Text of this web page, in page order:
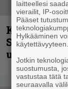
Shining
uudella
laitteellesi
vierailit, IP-
Pääset
Hylkääminen
käytettävyyteen.
Jotkin
suostumusta,
vastustaa tätä
seuraavalla